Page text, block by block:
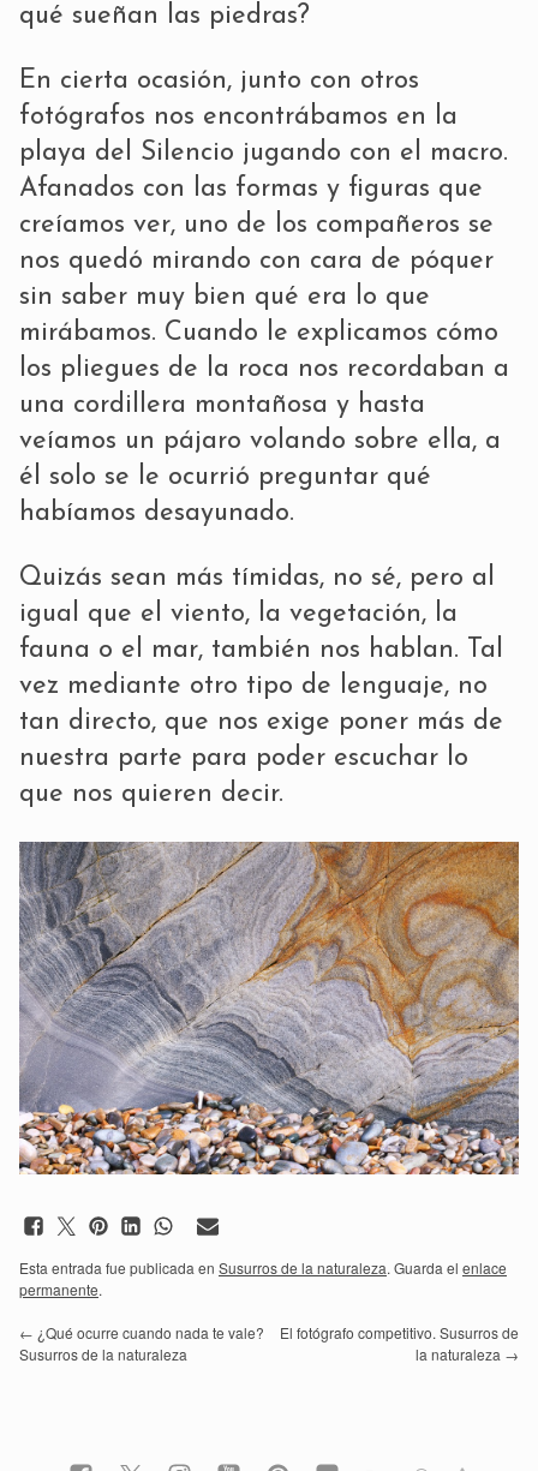
qué sueñan las piedras?
En cierta ocasión, junto con otros
fotógrafos nos encontrábamos en la
playa del Silencio jugando con el macro.
Afanados con las formas y figuras que
creíamos ver, uno de los compañeros se
nos quedó mirando con cara de póquer
sin saber muy bien qué era lo que
mirábamos. Cuando le explicamos cómo
los pliegues de la roca nos recordaban a
una cordillera montañosa y hasta
veíamos un pájaro volando sobre ella, a
él solo se le ocurrió preguntar qué
habíamos desayunado.
Quizás sean más tímidas, no sé, pero al
igual que el viento, la vegetación, la
fauna o el mar, también nos hablan. Tal
vez mediante otro tipo de lenguaje, no
tan directo, que nos exige poner más de
nuestra parte para poder escuchar lo
que nos quieren decir.
Esta entrada fue publicada en Susurros de la naturaleza. Guarda el enlace
permanente.
← ¿Qué ocurre cuando nada te vale?
Susurros de la naturaleza
El fotógrafo competitivo. Susurros de
la naturaleza →